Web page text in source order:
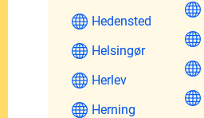
Hedensted
Helsingør
Herlev
Herning